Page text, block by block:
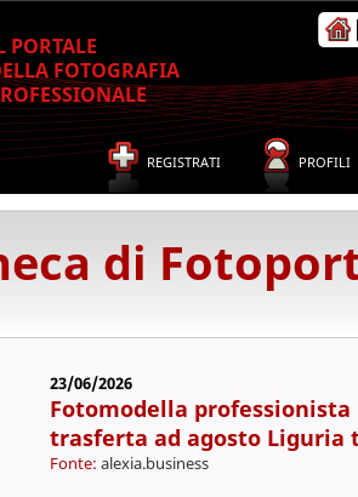
PORTALE
FOTOGRAFIA
REGISTRATI PROFILI
di
23/06/2026
Fotomodella professionista
trasferta ad agosto Liguria
Fonte: alexia.business